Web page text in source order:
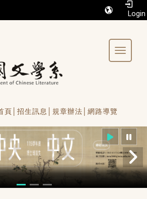
Toggle
頁│ 招生訊息│ 規章辦法│ 網路導覽